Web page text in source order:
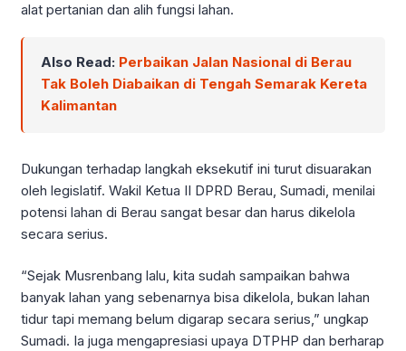
alat pertanian dan alih fungsi lahan.
Also Read: Perbaikan Jalan Nasional di Berau
Tak Boleh Diabaikan di Tengah Semarak Kereta
Kalimantan
Dukungan terhadap langkah eksekutif ini turut disuarakan
oleh legislatif. Wakil Ketua II DPRD Berau, Sumadi, menilai
potensi lahan di Berau sangat besar dan harus dikelola
secara serius.
“Sejak Musrenbang lalu, kita sudah sampaikan bahwa
banyak lahan yang sebenarnya bisa dikelola, bukan lahan
tidur tapi memang belum digarap secara serius,” ungkap
Sumadi. Ia juga mengapresiasi upaya DTPHP dan berharap